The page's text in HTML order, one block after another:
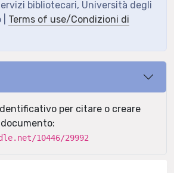
bibliotecari, Università degli
Terms of use/Condizioni di
per citare o creare
10446/29992